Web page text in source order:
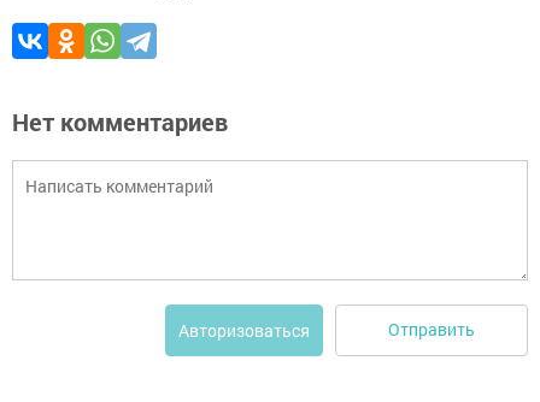
Нет комментариев
Авторизоваться Отправить